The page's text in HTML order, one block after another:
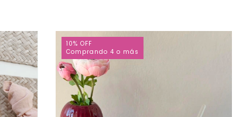
10% OFF
Comprando 4 o más